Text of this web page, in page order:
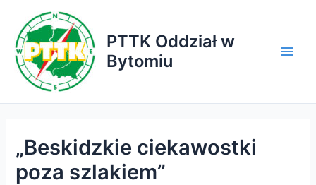
treści
PTTK Oddział w
Bytomiu
„Beskidzkie ciekawostki
poza szlakiem”